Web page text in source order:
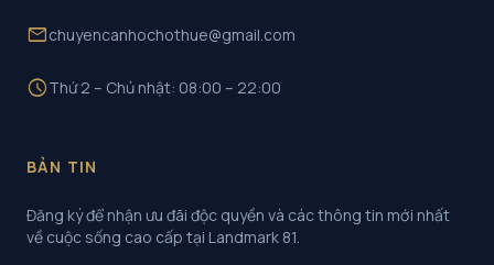
mailchuyencanhochothue@gmail.com
scheduleThứ 2 – Chủ nhật: 08:00 – 22:00
BẢN TIN
Đăng ký để nhận ưu đãi độc quyền và các thông tin mới nhất
về cuộc sống cao cấp tại Landmark 81.